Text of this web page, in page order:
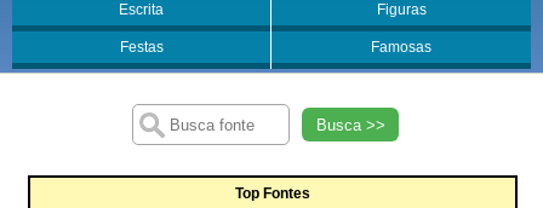
Escrita Figuras
Festas Famosas
Busca >>
Top Fontes